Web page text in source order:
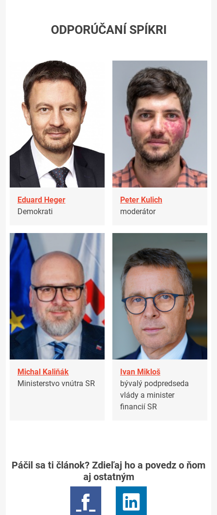
ODPORÚČANÍ SPÍKRI
Eduard Heger
Demokrati
Peter Kulich
moderátor
Michal Kaliňák
Ministerstvo vnútra SR
Ivan Mikloš
bývalý podpredseda
vlády a minister
financií SR
Páčil sa ti článok? Zdieľaj ho a povedz o ňom
aj ostatným